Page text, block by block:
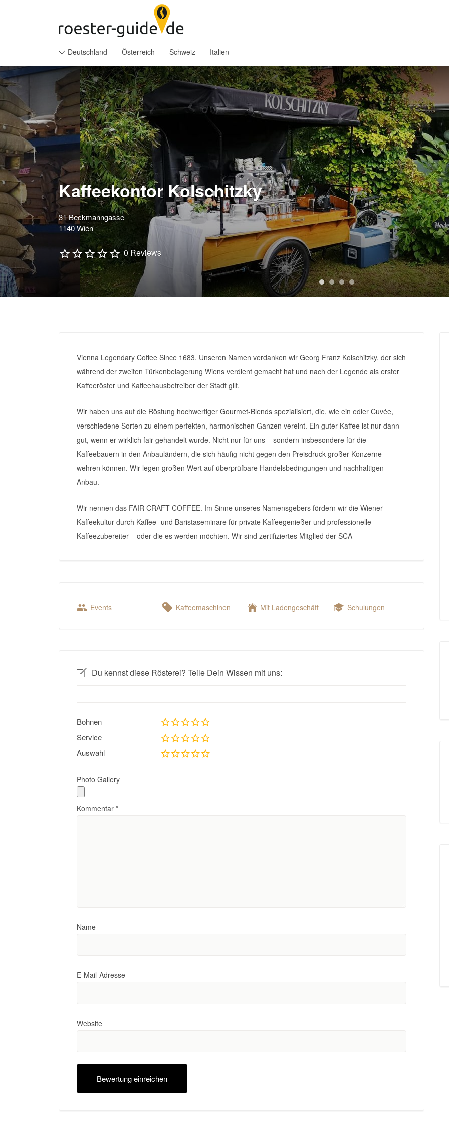
Deutschland Österreich Schweiz Italien
Kaffeekontor Kolschitzky
31 Beckmanngasse
1140 Wien
0 Reviews
Vienna Legendary Coffee Since 1683. Unseren Namen verdanken wir Georg Franz Kolschitzky, der sich
während der zweiten Türkenbelagerung Wiens verdient gemacht hat und nach der Legende als erster
Kaffeeröster und Kaffeehausbetreiber der Stadt gilt.
Wir haben uns auf die Röstung hochwertiger Gourmet-Blends spezialisiert, die, wie ein edler Cuvée,
verschiedene Sorten zu einem perfekten, harmonischen Ganzen vereint. Ein guter Kaffee ist nur dann
gut, wenn er wirklich fair gehandelt wurde. Nicht nur für uns – sondern insbesondere für die
Kaffeebauern in den Anbauländern, die sich häufig nicht gegen den Preisdruck großer Konzerne
wehren können. Wir legen großen Wert auf überprüfbare Handelsbedingungen und nachhaltigen
Anbau.
Wir nennen das FAIR CRAFT COFFEE. Im Sinne unseres Namensgebers fördern wir die Wiener
Kaffeekultur durch Kaffee- und Baristaseminare für private Kaffeegenießer und professionelle
Kaffeezubereiter – oder die es werden möchten. Wir sind zertifiziertes Mitglied der SCA
Events Kaffeemaschinen Mit Ladengeschäft Schulungen
Du kennst diese Rösterei? Teile Dein Wissen mit uns:
Bohnen
Service
Auswahl
Photo Gallery
Kommentar *
Name
E-Mail-Adresse
Website